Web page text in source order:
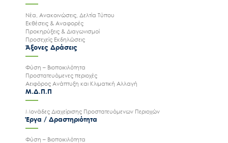
Νέα, Ανακοινώσεις, Δελτία Τύπου
Εκθέσεις & Αναφορές
Προκηρύξεις & Διαγωνισμοί
Προσεχείς Εκδηλώσεις
Άξονες Δράσεις
Φύση – Βιοποικιλότητα
Προστατευόμενες περιοχές
Αειφόρος Ανάπτυξη και Κλιματική Αλλαγή
Μ.Δ.Π.Π
Μονάδες Διαχείρισης Προστατευόμενων Περιοχών
Έργα / Δραστηριότητα
Φύση – Βιοποικιλότητα